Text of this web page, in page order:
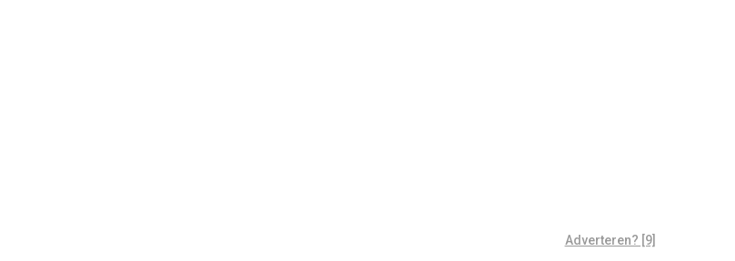
Adverteren? [9]